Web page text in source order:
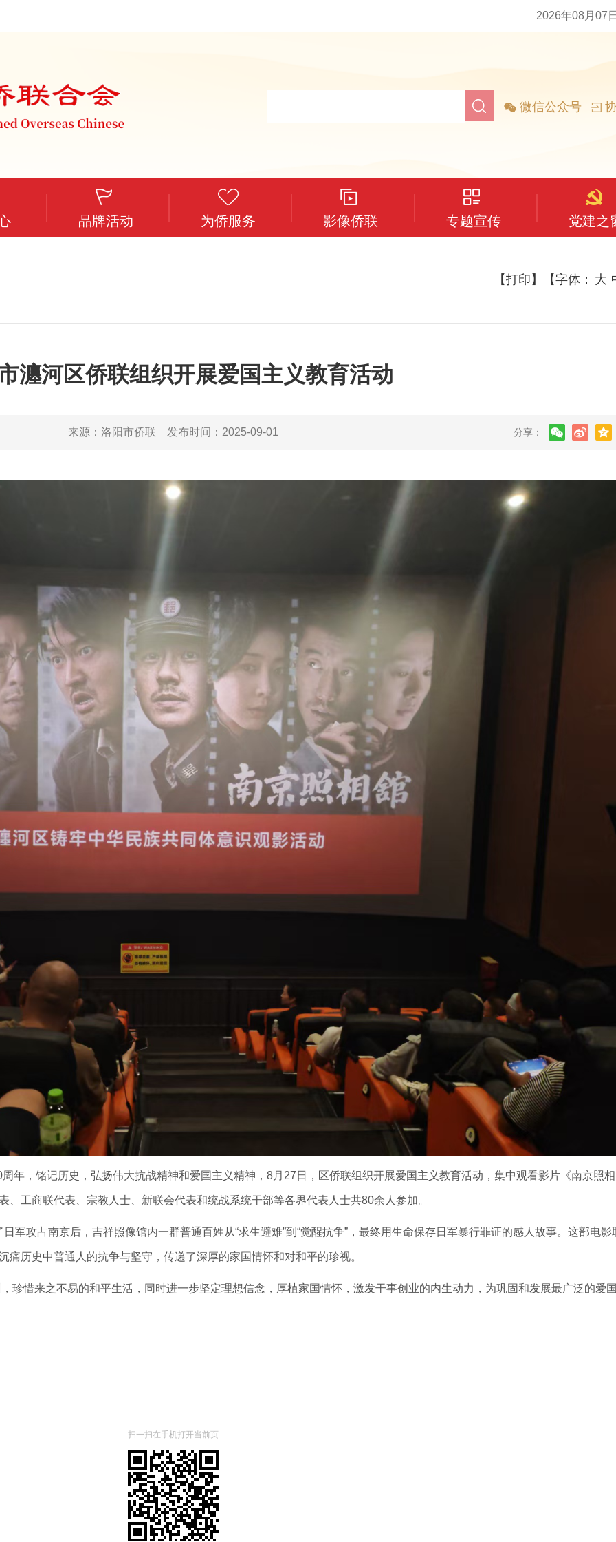
2026年08月07
微信公众号
品牌活动 为侨服务 影像侨联 专题宣传 党建之
【打印】 【字体： 大
瀍河区侨联组织开展爱国主义教育活动
来源： 洛阳市侨联 发布时间： 2025-09-01 分享：
年，铭记历史，弘扬伟大抗战精神和爱国主义精神，8月27日，区侨联组织开展爱国主义教育活动，集中观看影片《南京照相
工商联代表、宗教人士、新联会代表和统战系统干部等各界代表人士共80余人参加。
军攻占南京后，吉祥照像馆内一群普通百姓从“求生避难”到“觉醒抗争”，最终用生命保存日军暴行罪证的感人故事。这部电影
历史中普通人的抗争与坚守，传递了深厚的家国情怀和对和平的珍视。
珍惜来之不易的和平生活，同时进一步坚定理想信念，厚植家国情怀，激发干事创业的内生动力，为巩固和发展最广泛的爱
扫一扫在手机打开当前页